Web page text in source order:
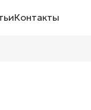
Контакты